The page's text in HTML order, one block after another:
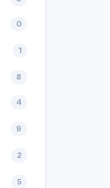
0
1
8
4
9
2
5